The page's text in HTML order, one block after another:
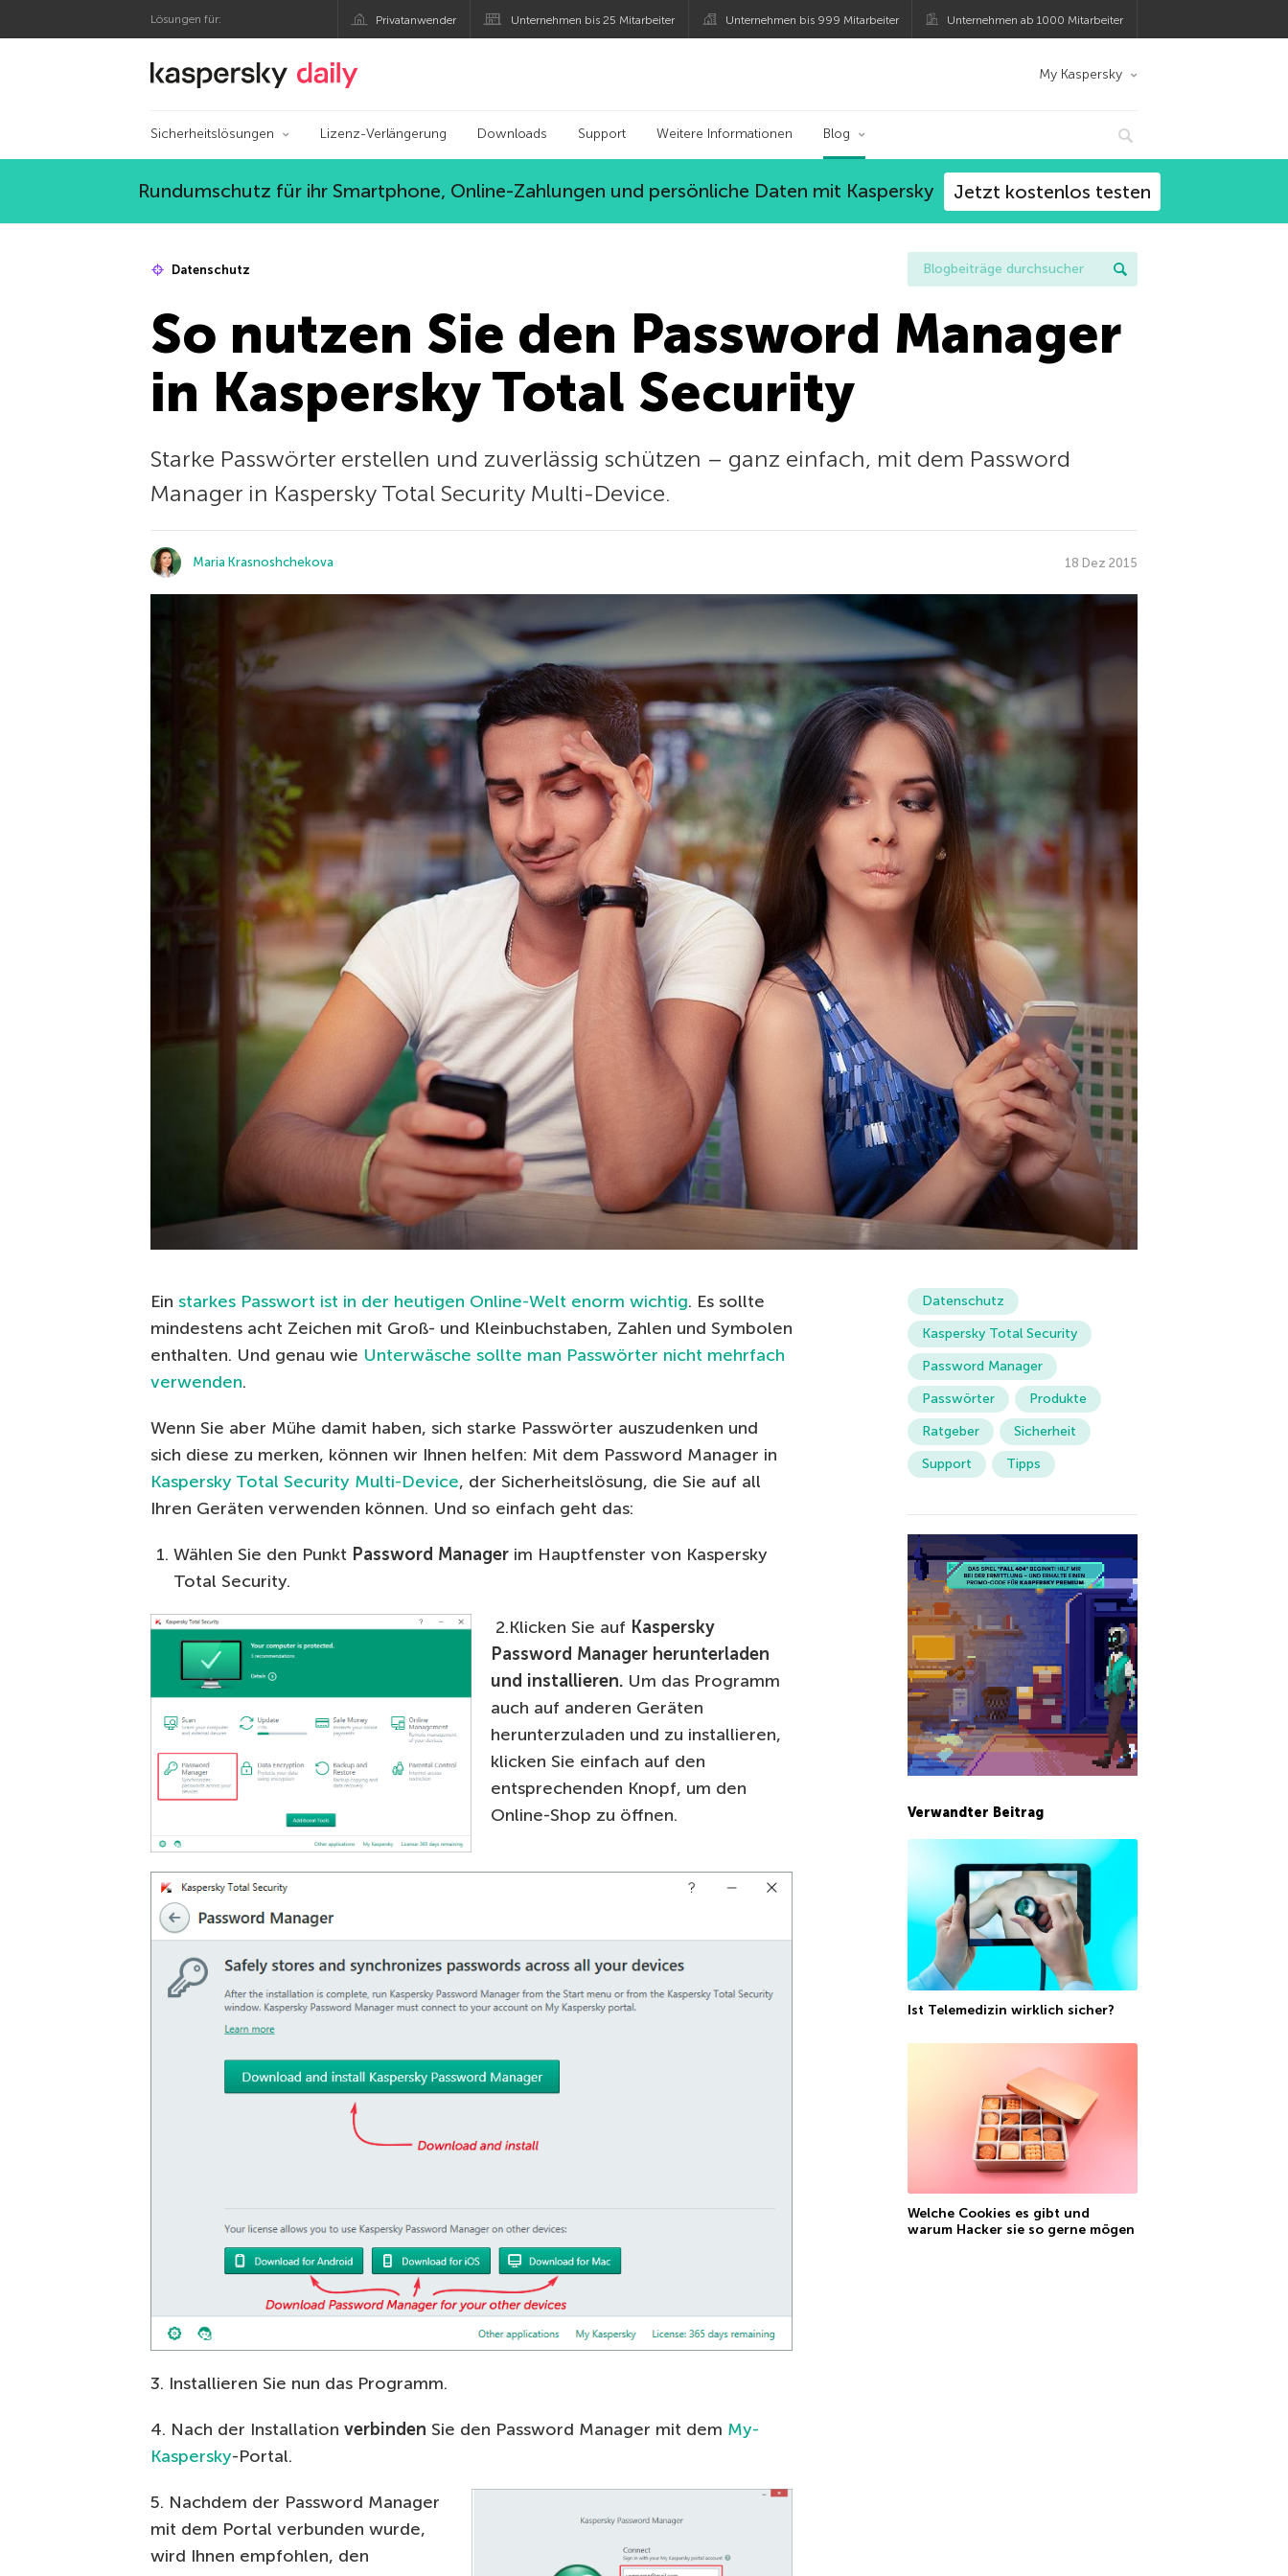
Lösungen für: Privatanwender Unternehmen bis 25 Mitarbeiter Unternehmen bis 999 Mitarbeiter Unternehmen ab 1000 Mitarbeiter
Offizieller Blog von Kaspersky My Kaspersky
Sicherheitslösungen Lizenz-Verlängerung Downloads Support Weitere Informationen Blog
Rundumschutz für ihr Smartphone, Online-Zahlungen und persönliche Daten mit Kaspersky Jetzt kostenlos testen
Datenschutz
So nutzen Sie den Password Manager
in Kaspersky Total Security
Starke Passwörter erstellen und zuverlässig schützen – ganz einfach, mit dem Password
Manager in Kaspersky Total Security Multi-Device.
Maria Krasnoshchekova 18 Dez 2015
Ein starkes Passwort ist in der heutigen Online-Welt enorm wichtig. Es sollte
mindestens acht Zeichen mit Groß- und Kleinbuchstaben, Zahlen und Symbolen
enthalten. Und genau wie Unterwäsche sollte man Passwörter nicht mehrfach
verwenden.
Wenn Sie aber Mühe damit haben, sich starke Passwörter auszudenken und
sich diese zu merken, können wir Ihnen helfen: Mit dem Password Manager in
Kaspersky Total Security Multi-Device, der Sicherheitslösung, die Sie auf all
Ihren Geräten verwenden können. Und so einfach geht das:
Wählen Sie den Punkt Password Manager im Hauptfenster von Kaspersky
Total Security.
2.Klicken Sie auf Kaspersky
Password Manager herunterladen
und installieren. Um das Programm
auch auf anderen Geräten
herunterzuladen und zu installieren,
klicken Sie einfach auf den
entsprechenden Knopf, um den
Online-Shop zu öffnen.
3. Installieren Sie nun das Programm.
4. Nach der Installation verbinden Sie den Password Manager mit dem My-
Kaspersky-Portal.
5. Nachdem der Password Manager
mit dem Portal verbunden wurde,
wird Ihnen empfohlen, den
Datenschutz
Kaspersky Total Security
Password Manager
Passwörter
Produkte
Ratgeber
Sicherheit
Support
Tipps
Verwandter Beitrag
Ist Telemedizin wirklich sicher?
Welche Cookies es gibt und
warum Hacker sie so gerne mögen